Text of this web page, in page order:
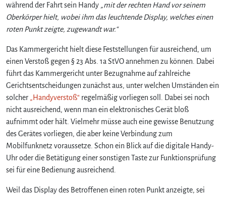
während der Fahrt sein Handy „mit der rechten Hand vor seinem
Oberkörper hielt, wobei ihm das leuchtende Display, welches einen
roten Punkt zeigte, zugewandt war.“
Das Kammergericht hielt diese Feststellungen für ausreichend, um
einen Verstoß gegen § 23 Abs. 1a StVO annehmen zu können. Dabei
führt das Kammergericht unter Bezugnahme auf zahlreiche
Gerichtsentscheidungen zunächst aus, unter welchen Umständen ein
solcher „Handyverstoß“ regelmäßig vorliegen soll. Dabei sei noch
nicht ausreichend, wenn man ein elektronisches Gerät bloß
aufnimmt oder hält. Vielmehr müsse auch eine gewisse Benutzung
des Gerätes vorliegen, die aber keine Verbindung zum
Mobilfunknetz voraussetze. Schon ein Blick auf die digitale Handy-
Uhr oder die Betätigung einer sonstigen Taste zur Funktionsprüfung
sei für eine Bedienung ausreichend.
Weil das Display des Betroffenen einen roten Punkt anzeigte, sei